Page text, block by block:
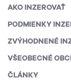
AKO INZEROVAŤ
PODMIENKY
ZVÝHODNENÉ
VŠEOBECNÉ
ČLÁNKY